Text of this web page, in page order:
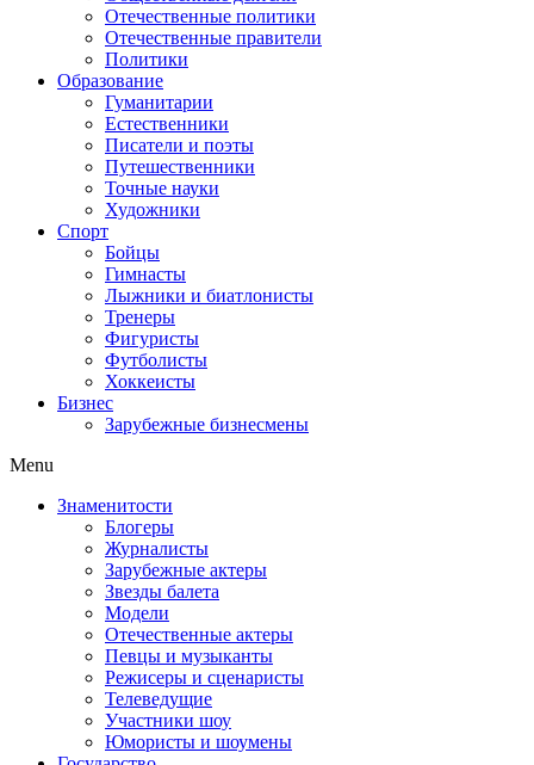
Отечественные политики
Отечественные правители
Политики
Образование
Гуманитарии
Естественники
Писатели и поэты
Путешественники
Точные науки
Художники
Спорт
Бойцы
Гимнасты
Лыжники и биатлонисты
Тренеры
Фигуристы
Футболисты
Хоккеисты
Бизнес
Зарубежные бизнесмены
Menu
Знаменитости
Блогеры
Журналисты
Зарубежные актеры
Звезды балета
Модели
Отечественные актеры
Певцы и музыканты
Режисеры и сценаристы
Телеведущие
Участники шоу
Юмористы и шоумены